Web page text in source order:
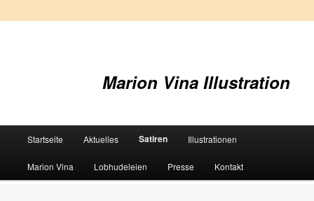
Marion Vina Illustration
Zum
primären
Startseite Aktuelles Satiren Illustrationen
Marion Vina Lobhudeleien Presse Kontakt